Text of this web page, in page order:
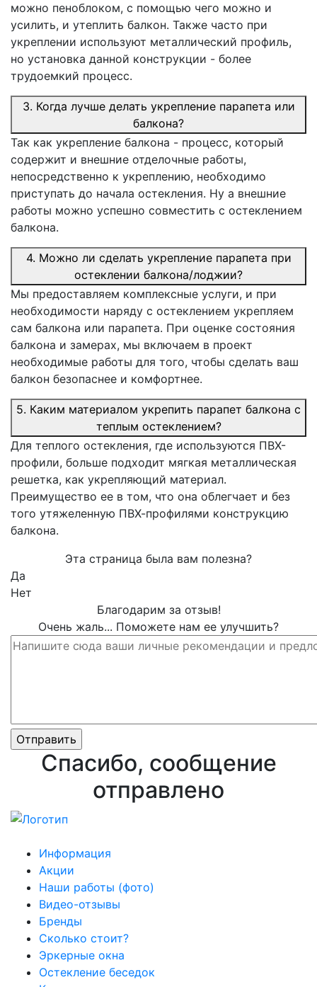
можно пеноблоком, с помощью чего можно и
усилить, и утеплить балкон. Также часто при
укреплении используют металлический профиль,
но установка данной конструкции - более
трудоемкий процесс.
3. Когда лучше делать укрепление парапета или
балкона?
Так как укрепление балкона - процесс, который
содержит и внешние отделочные работы,
непосредственно к укреплению, необходимо
приступать до начала остекления. Ну а внешние
работы можно успешно совместить с остеклением
балкона.
4. Можно ли сделать укрепление парапета при
остеклении балкона/лоджии?
Мы предоставляем комплексные услуги, и при
необходимости наряду с остеклением укрепляем
сам балкона или парапета. При оценке состояния
балкона и замерах, мы включаем в проект
необходимые работы для того, чтобы сделать ваш
балкон безопаснее и комфортнее.
5. Каким материалом укрепить парапет балкона с
теплым остеклением?
Для теплого остекления, где используются ПВХ-
профили, больше подходит мягкая металлическая
решетка, как укрепляющий материал.
Преимущество ее в том, что она облегчает и без
того утяжеленную ПВХ-профилями конструкцию
балкона.
Эта страница была вам полезна?
Да
Нет
Благодарим за отзыв!
Очень жаль... Поможете нам ее улучшить?
Спасибо, сообщение
отправлено
Информация
Акции
Наши работы (фото)
Видео-отзывы
Бренды
Сколько стоит?
Эркерные окна
Остекление беседок